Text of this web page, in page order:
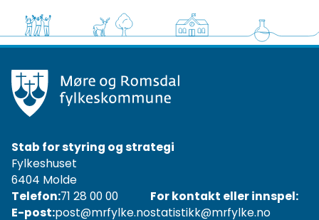
Stab for styring og strategi
Fylkeshuset
6404 Molde
Telefon:71 28 00 00
E-post:post@mrfylke.no
For kontakt eller innspel:
statistikk@mrfylke.no